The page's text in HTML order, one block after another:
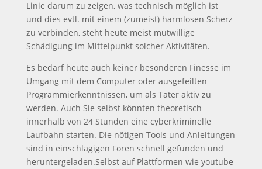
Linie darum zu zeigen, was technisch möglich ist
und dies evtl. mit einem (zumeist) harmlosen Scherz
zu verbinden, steht heute meist mutwillige
Schädigung im Mittelpunkt solcher Aktivitäten.
Es bedarf heute auch keiner besonderen Finesse im
Umgang mit dem Computer oder ausgefeilten
Programmierkenntnissen, um als Täter aktiv zu
werden. Auch Sie selbst könnten theoretisch
innerhalb von 24 Stunden eine cyberkriminelle
Laufbahn starten. Die nötigen Tools und Anleitungen
sind in einschlägigen Foren schnell gefunden und
heruntergeladen.Selbst auf Plattformen wie youtube